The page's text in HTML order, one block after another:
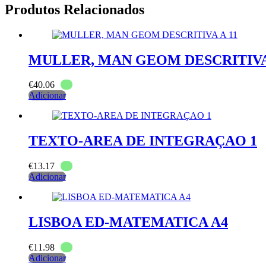
Produtos Relacionados
MULLER, MAN GEOM
€40.06
Adicionar
TEXTO-AREA DE INTEGRAÇAO 1
€13.17
Adicionar
LISBOA ED-MATEMATICA A4
€11.98
Adicionar